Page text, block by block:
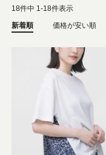
価格が安い順
新着順
18件中 1-18件表示